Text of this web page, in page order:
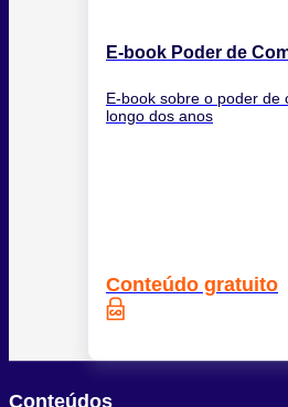
E-book Poder de
E-book sobre o poder de
longo dos anos
Conteúdo gratuito
Conteúdos